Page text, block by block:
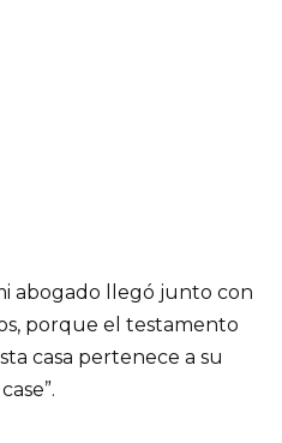
abogado llegó junto con
porque el testamento
casa pertenece a su